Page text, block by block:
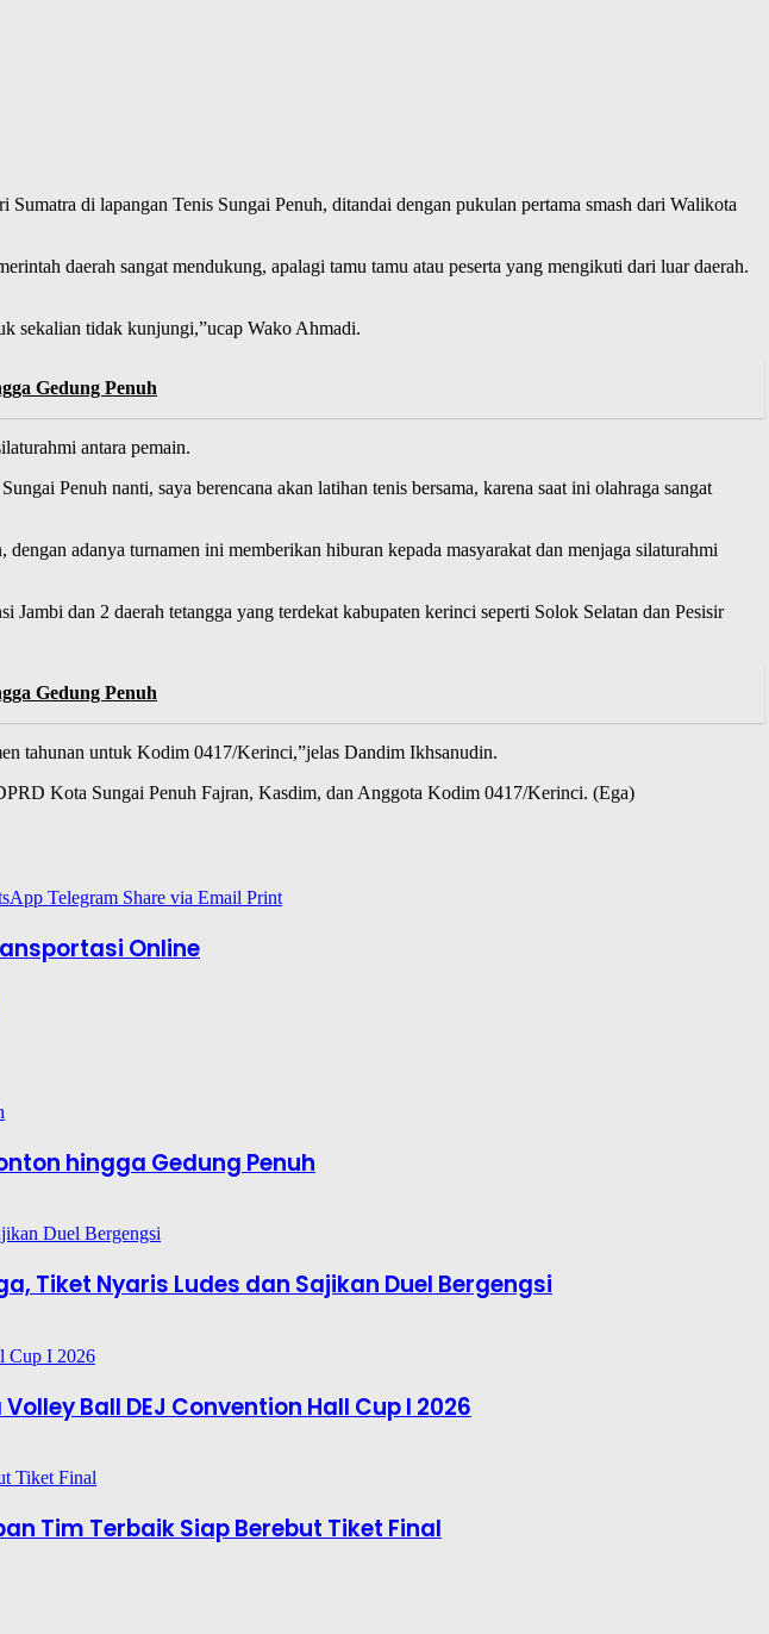
di lapangan Tenis Sungai Penuh, ditandai dengan pukulan pertama smash dari Walikota
daerah sangat mendukung, apalagi tamu tamu atau peserta yang mengikuti dari luar daerah.
sekalian tidak kunjungi,”ucap Wako Ahmadi.
Gedung Penuh
antara pemain.
Penuh nanti, saya berencana akan latihan tenis bersama, karena saat ini olahraga sangat
adanya turnamen ini memberikan hiburan kepada masyarakat dan menjaga silaturahmi
dan 2 daerah tetangga yang terdekat kabupaten kerinci seperti Solok Selatan dan Pesisir
Gedung Penuh
tahunan untuk Kodim 0417/Kerinci,”jelas Dandim Ikhsanudin.
Kota Sungai Penuh Fajran, Kasdim, dan Anggota Kodim 0417/Kerinci. (Ega)
Telegram Share via Email Print
Online
hingga Gedung Penuh
Tiket Nyaris Ludes dan Sajikan Duel Bergengsi
Ball DEJ Convention Hall Cup I 2026
Tim Terbaik Siap Berebut Tiket Final